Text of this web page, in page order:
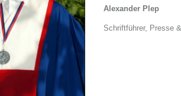
Alexander Plep
Schriftführer, Presse